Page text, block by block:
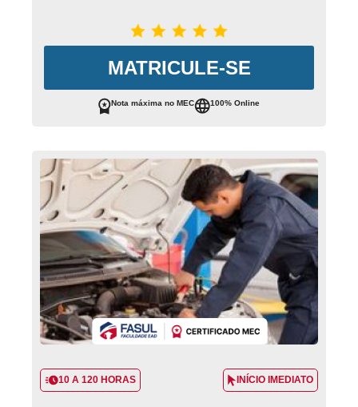
MATRICULE-SE
Nota máxima no MEC 100% Online
10 A 120 HORAS INÍCIO IMEDIATO